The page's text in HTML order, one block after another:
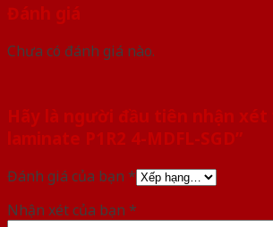
Đánh giá
Chưa có đánh giá nào.
Hãy là người đầu tiên nhận xét
laminate P1R2 4-MDFL-SGD”
Đánh giá của bạn *
Nhận xét của bạn *